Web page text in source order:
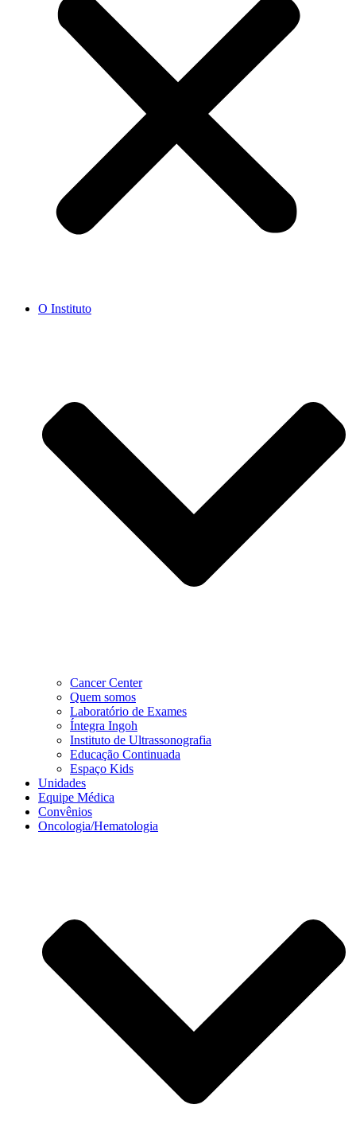
O Instituto
Cancer Center
Quem somos
Laboratório de Exames
Íntegra Ingoh
Instituto de Ultrassonografia
Educação Continuada
Espaço Kids
Unidades
Equipe Médica
Convênios
Oncologia/Hematologia